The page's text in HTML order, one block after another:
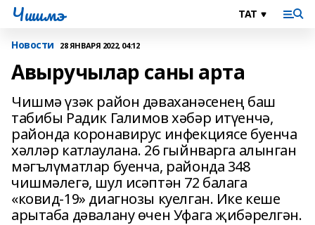
Чишмэ
Новости 28 ЯНВАРЯ 2022, 04:12
Авыручылар саны арта
Чишмә үзәк район дәваханәсенең баш
табибы Радик Галимов хәбәр итүенчә,
районда коронавирус инфекциясе буенча
хәлләр катлаулана. 26 гыйнварга алынган
мәгълүматлар буенча, районда 348
чишмәлегә, шул исәптән 72 балага
«ковид-19» диагнозы куелган. Ике кеше
арытаба дәвалану өчен Уфага җибәрелгән.